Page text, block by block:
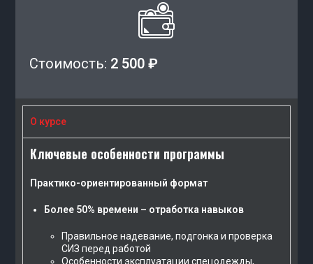
Стоимость: 2 500 ₽
О курсе
Ключевые особенности программы
Практико-ориентированный формат
Более 50% времени – отработка навыков
Правильное надевание, подгонка и проверка
СИЗ перед работой
Особенности эксплуатации спецодежды,